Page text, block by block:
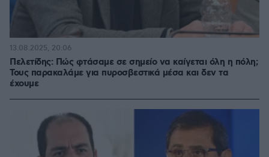
Πελετίδης: Πώς φτάσαμε σε σημείο να καίγεται όλη η πόλη;
Τους παρακαλάμε για πυροσβεστικά μέσα και δεν τα
έχουμε
13.08.2025, 20:06